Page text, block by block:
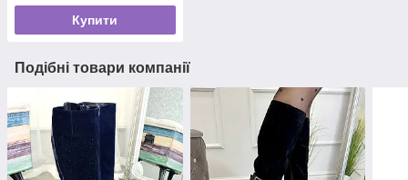
Купити
Подібні товари компанії